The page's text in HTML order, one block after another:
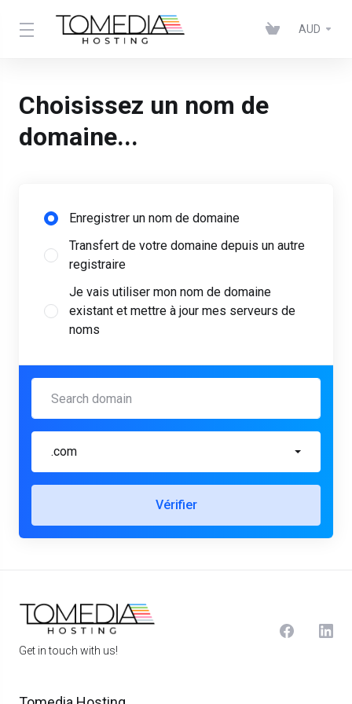
AUD
Choisissez un nom de
domaine...
Enregistrer un nom de domaine
Transfert de votre domaine depuis un autre
registraire
Je vais utiliser mon nom de domaine
existant et mettre à jour mes serveurs de
noms
.com
Vérifier
Get in touch with us!